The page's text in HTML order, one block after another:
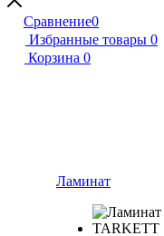
Сравнение0
Избранные товары 0
Корзина 0
Ламинат